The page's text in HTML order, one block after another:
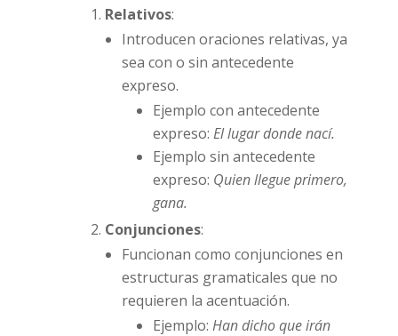
Relativos:
Introducen oraciones relativas, ya
sea con o sin antecedente
expreso.
Ejemplo con antecedente
expreso: El lugar donde nací.
Ejemplo sin antecedente
expreso: Quien llegue primero,
gana.
Conjunciones:
Funcionan como conjunciones en
estructuras gramaticales que no
requieren la acentuación.
Ejemplo: Han dicho que irán